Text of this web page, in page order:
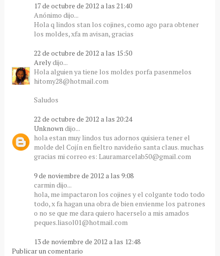
17 de octubre de 2012 a las 21:40
Anónimo dijo...
Hola q lindos stan los cojines, como ago para obtener
los moldes, xfa m avisan, gracias
22 de octubre de 2012 a las 15:50
Arelydijo...
Hola alguien ya tiene los moldes porfa pasenmelos
hitomy28@hotmail.com
Saludos
22 de octubre de 2012 a las 20:24
Unknown dijo...
hola estan muy lindos tus adornos quisiera tener el
molde del Cojín en fieltro navideño santa claus. muchas
gracias mi correo es: Lauramarcelab50@gmail.com
9 de noviembre de 2012 a las 9:08
carmin dijo...
hola, me impactaron los cojines y el colgante todo todo
todo, x fa hagan una obra de bien envienme los patrones
o no se que me dara quiero hacerselo a mis amados
peques.liasol01@hotmail.com
13 de noviembre de 2012 a las 12:48
Publicar un comentario